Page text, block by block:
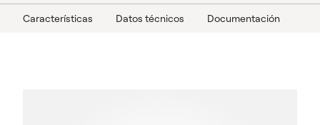
Características Datos técnicos Documentación